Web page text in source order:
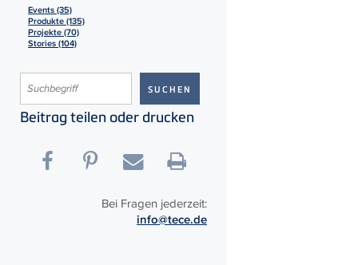
Events (35)
Produkte (135)
Projekte (70)
Stories (104)
Beitrag teilen oder drucken
Bei Fragen jederzeit:
info@tece.de